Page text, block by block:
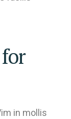
in mollis